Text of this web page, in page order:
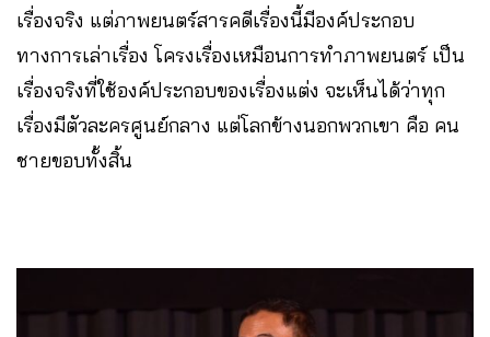
เรื่องจริง แต่ภาพยนตร์สารคดีเรื่องนี้มีองค์ประกอบ
ทางการเล่าเรื่อง โครงเรื่องเหมือนการทำภาพยนตร์ เป็น
เรื่องจริงที่ใช้องค์ประกอบของเรื่องแต่ง จะเห็นได้ว่าทุก
เรื่องมีตัวละครศูนย์กลาง แต่โลกข้างนอกพวกเขา คือ คน
ชายขอบทั้งสิ้น